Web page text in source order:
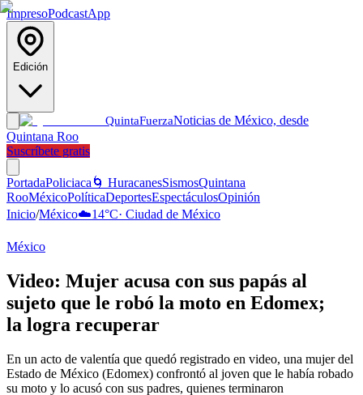
ImpresoPodcastApp
Edición
QuintaFuerzaNoticias de México, desde
Quintana Roo
Suscríbete gratis
PortadaPoliciaca 🌀 HuracanesSismosQuintana
RooMéxicoPolíticaDeportesEspectáculosOpinión
Inicio/México☁️14°C· Ciudad de México
México
Video: Mujer acusa con sus papás al
sujeto que le robó la moto en Edomex;
la logra recuperar
En un acto de valentía que quedó registrado en video, una mujer del
Estado de México (Edomex) confrontó al joven que le había robado
su moto y lo acusó con sus padres, quienes terminaron